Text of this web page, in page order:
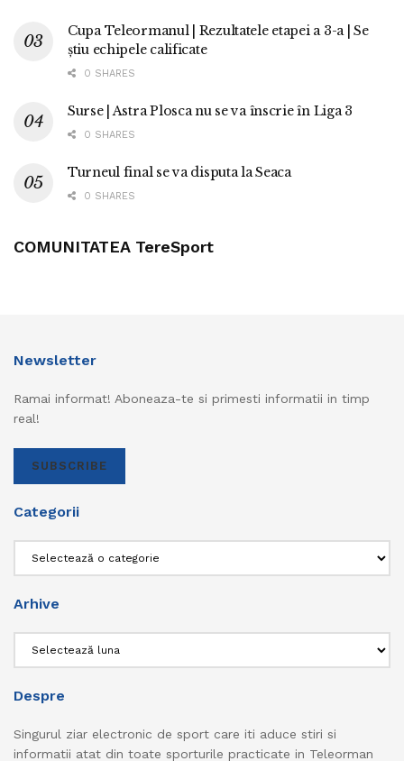
Cupa Teleormanul | Rezultatele etapei a 3-a | Se
știu echipele calificate
0 SHARES
Surse | Astra Plosca nu se va înscrie în Liga 3
0 SHARES
Turneul final se va disputa la Seaca
0 SHARES
COMUNITATEA TereSport
Newsletter
Ramai informat! Aboneaza-te si primesti informatii in timp
real!
SUBSCRIBE
Categorii
Arhive
Despre
Singurul ziar electronic de sport care iti aduce stiri si
informatii atat din toate sporturile practicate in Teleorman